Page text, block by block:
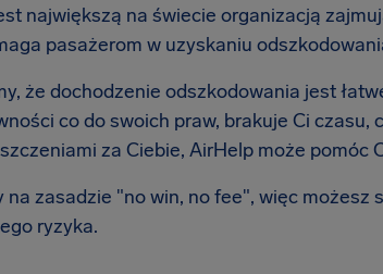
największą na świecie organizacją
pasażerom w uzyskaniu
że dochodzenie odszkodowania jest
co do swoich praw, brakuje Ci czasu,
za Ciebie, AirHelp może pomóc
na zasadzie "no win, no fee", więc
ryzyka.